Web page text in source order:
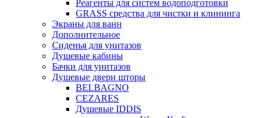
Реагенты для систем водоподготовки
GRASS средства для чистки и клининга
Экраны для ванн
Дополнительное
Сиденья для унитазов
Душевые кабины
Бачки для унитазов
Душевые двери шторы
BELBAGNO
CEZARES
Душевые IDDIS